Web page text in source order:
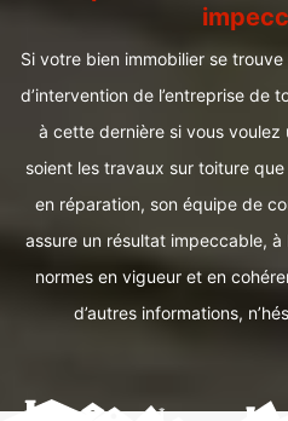
Si votre bien immobilier se
d’intervention de l’entreprise de
à cette dernière si vous voulez
soient les travaux sur toiture
en réparation, son équipe de
assure un résultat impeccable,
normes en vigueur et en
d’autres informations,